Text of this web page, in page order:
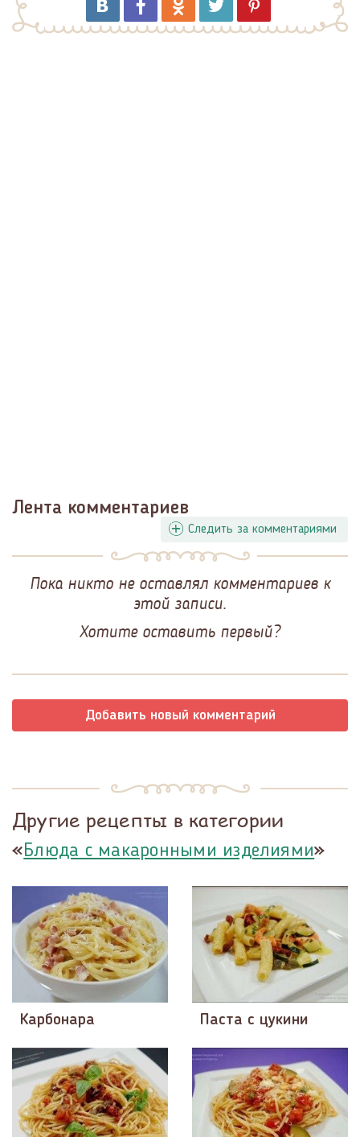
Лента комментариев
Следить за комментариями
Пока никто не оставлял комментариев к
этой записи.
Хотите оставить первый?
Добавить новый комментарий
Другие рецепты в категории
«Блюда с макаронными изделиями»
Карбонара Паста с цукини